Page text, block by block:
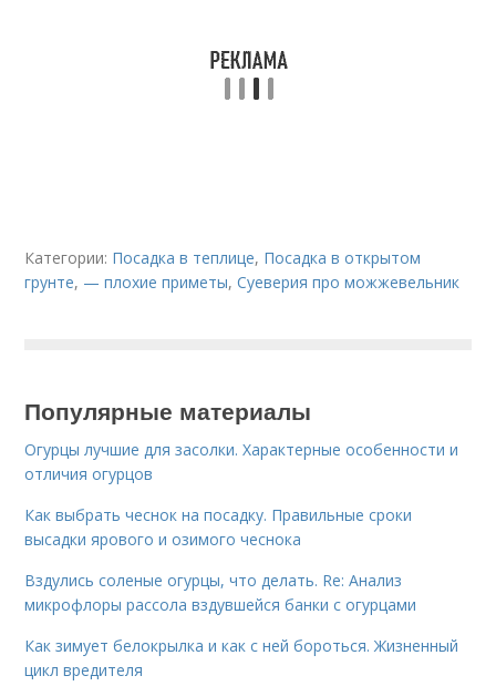
Категории: Посадка в теплице, Посадка в открытом
грунте, — плохие приметы,Суеверия про можжевельник
Популярные материалы
Огурцы лучшие для засолки. Характерные особенности и
отличия огурцов
Как выбрать чеснок на посадку. Правильные сроки
высадки ярового и озимого чеснока
Вздулись соленые огурцы, что делать. Re: Анализ
микрофлоры рассола вздувшейся банки с огурцами
Как зимует белокрылка и как с ней бороться. Жизненный
цикл вредителя